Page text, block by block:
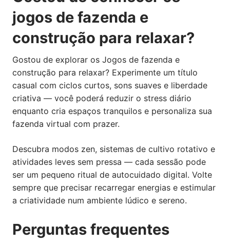
jogos de fazenda e
construção para relaxar?
Gostou de explorar os Jogos de fazenda e
construção para relaxar? Experimente um título
casual com ciclos curtos, sons suaves e liberdade
criativa — você poderá reduzir o stress diário
enquanto cria espaços tranquilos e personaliza sua
fazenda virtual com prazer.
Descubra modos zen, sistemas de cultivo rotativo e
atividades leves sem pressa — cada sessão pode
ser um pequeno ritual de autocuidado digital. Volte
sempre que precisar recarregar energias e estimular
a criatividade num ambiente lúdico e sereno.
Perguntas frequentes